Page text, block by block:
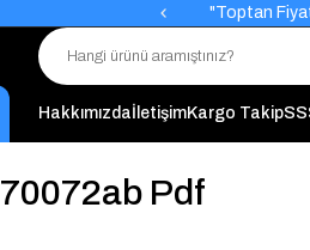
"Toptan
HakkımızdaİletişimKargo Takip
70072ab Pdf